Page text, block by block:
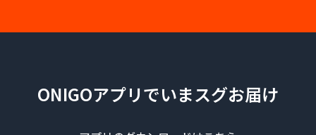
ONIGOアプリでいまスグお届け